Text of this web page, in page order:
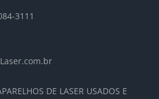
3111
DE LASER USADOS E